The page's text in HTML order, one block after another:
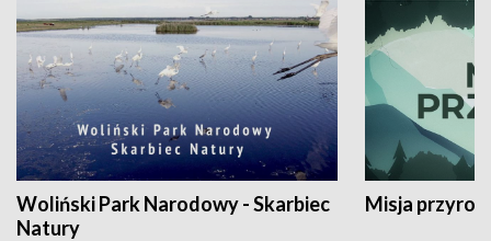
Woliński Park Narodowy - Skarbiec
Natury
Misja